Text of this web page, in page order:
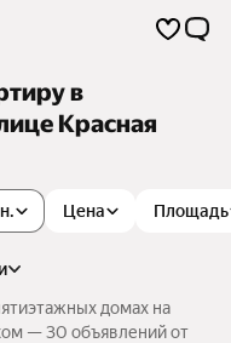
в
Красная
Цена Площадь
домах на
— 30 объявлений от